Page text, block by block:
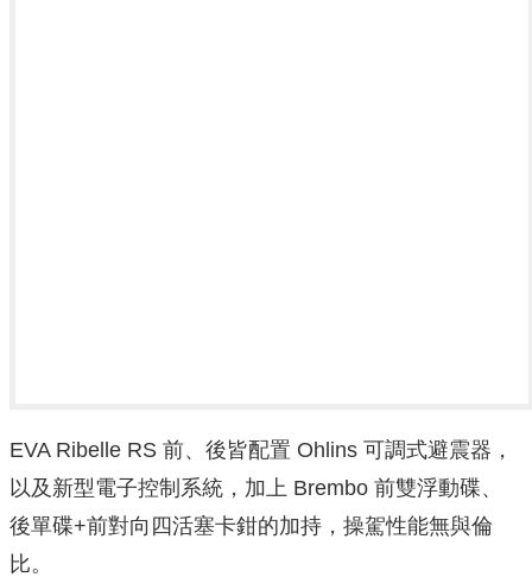
EVA Ribelle RS 前、後皆配置 Ohlins 可調式避震器，
以及新型電子控制系統，加上 Brembo 前雙浮動碟、
後單碟+前對向四活塞卡鉗的加持，操駕性能無與倫
比。